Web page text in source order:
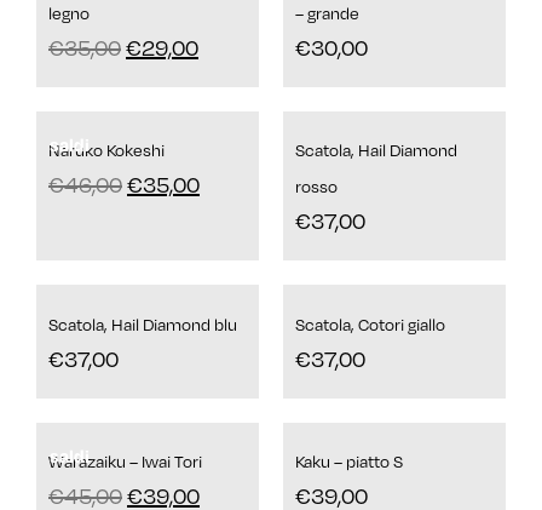
legno
€35,00€29,00
– grande
€30,00
saldi
Naruko Kokeshi
€46,00€35,00
Scatola, Hail Diamond
rosso
€37,00
Scatola, Hail Diamond blu
€37,00
Scatola, Cotori giallo
€37,00
saldi
Warazaiku – Iwai Tori
€45,00€39,00
Kaku – piatto S
€39,00